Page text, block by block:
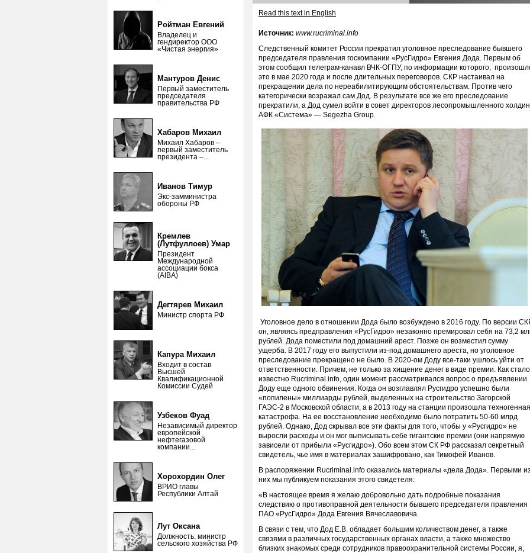
Ройтман Евгений
Владелец и
гендиректор ООО
«Чистая энергия»
Мантуров Денис
Первый заместитель
председателя
правительства РФ
Хабаров Михаил
Михаил Хабаров –
первый заместитель
президента –...
Иванов Тимур
Экс-замминистра
обороны РФ
Кремлев
(Лутфуллоев) Умар
Президент
Международной
ассоциации бокса
(AIBA)
Дегтярев Михаил
Министр спорта РФ
Капура Михаил
Входит в состав
Высшей
Квалификационной
Комиссии Судей
Узбеков Фуад
Независимый директор
европейской
нефтегазовой
компании...
Хорохордин Олег
ВРИО главы
Республики Алтай
Лут Оксана
Должность: министр
сельского хозяйства РФ
Read this text in English
Источник: www.rucriminal.info
Следственный комитет России прекратил уголовное преследование бывшего
председателя правления госкомпании «РусГидро» Евгения Дода. Первым об
этом сообщил телеграм-канавл ВЧК-ОГПУ, по информации которого,
это в мае 2020 года и после длительных переговоров. СКР настаивал на
прекращении дела по нереабилитирующим обстоятельствам. Против чего
категорически возражал сам Дод. В результате все же его преследование
прекратили, а Дод сумел войти в совет директоров лесопромышленного
АФК «Система» — Segezha Group.
Уголовное дело в отношении Дода было возбуждено в 2016 году. По версии
он, являясь предправления «РусГидро» незаконно премировал себя на 73,2
рублей. Дода поместили под домашний арест. Позже он возместил сумму
ущерба. В 2017 году его выпустили из-под домашнего ареста, но уголовное
преследование прекращено не было. В 2020-ом Доду все-таки ушлось уйти от
ответственности. Причем, не только за хищение денег в виде премии. Как стало
известно Rucriminal.info, один момент рассматривался вопрос о предъявлении
Доду еще одного обвинения. Когда он возглавлял Русгидро успешно были
«попилены» миллиарды рублей, выделенных на строительство Загорской
ГАЭС-2 в Московской области, а в 2013 году на станции произошла техногенная
катастрофа. На ее восстановление необходимо было потратить 50-60 млрд
рублей. Однако, Дод скрывал все эти факты для того, чтобы у «Русгидро» не
выросли расходы и он мог выписывать себе гигантские премии (они напрямую
зависели от прибыли «Русгидро»). Обо всем этом СК РФ рассказал секретный
свидетель, чье имя в материалах зашифровано, как Тимофей Иванов.
В распоряжении Rucriminal.info оказались материалы «дела Дода». Первыми из
них мы публикуем показания этого свидетеля:
«В настоящее время я желаю добровольно дать подробные показания
следствию о противоправной деятельности бывшего председателя правления
ПАО «РусГидро» Дода Евгения Вячеславовича.
В связи с тем, что Дод Е.В. обладает большим количеством денег, а также
связями в различных государственных органах власти, а также множество
близких знакомых среди сотрудников правоохранительной системы России, я,